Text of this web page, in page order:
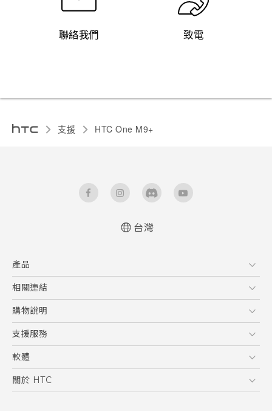
聯絡我們 致電
支援 HTC One M9+‎
台灣
產品
5G
智慧型手機
配件
相關連結
HTC Research
購物說明
購物須知
訂單管理
付款方式
支援服務
到府收送維修服務
服務中心資訊
客戶服務佈告欄
軟體
應用程式
關於 HTC